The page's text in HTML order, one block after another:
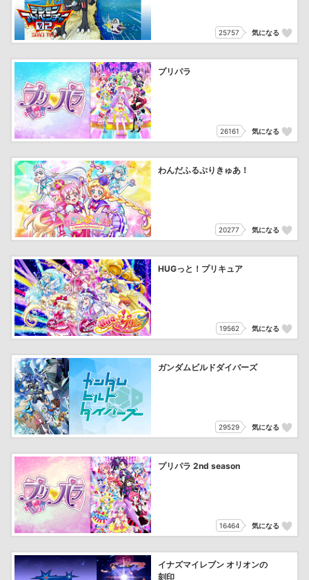
25757 気になる
プリパラ
26161 気になる
わんだふるぷりきゅあ！
20277 気になる
HUGっと！プリキュア
19562 気になる
ガンダムビルドダイバーズ
29529 気になる
プリパラ 2nd season
16464 気になる
イナズマイレブン オリオンの
刻印